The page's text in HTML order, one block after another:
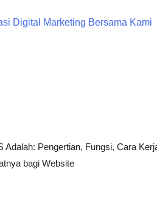
Digital Marketing Bersama Kami
Adalah: Pengertian, Fungsi, Cara
bagi Website